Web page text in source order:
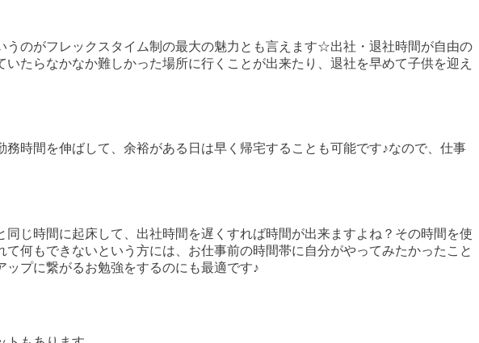
のがフレックスタイム制の最大の魅力とも言えます☆出社・退社時間が自由の
たらなかなか難しかった場所に行くことが出来たり、退社を早めて子供を迎え
時間を伸ばして、余裕がある日は早く帰宅することも可能です♪なので、仕事
じ時間に起床して、出社時間を遅くすれば時間が出来ますよね？その時間を使
何もできないという方には、お仕事前の時間帯に自分がやってみたかったこと
プに繋がるお勉強をするのにも最適です♪